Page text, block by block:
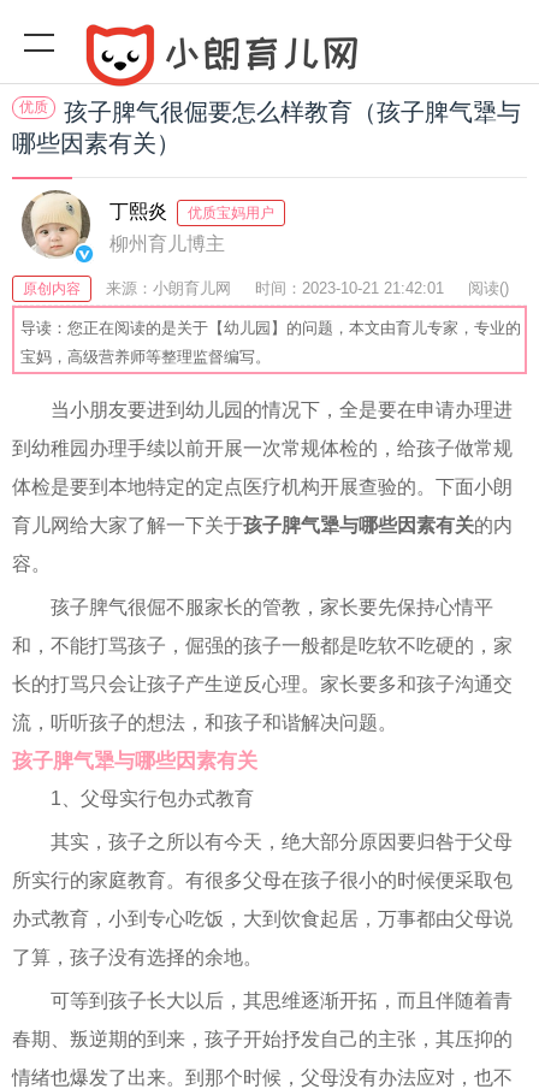
优质
孩子脾气很倔要怎么样教育（孩子脾气犟与
哪些因素有关）
丁熙炎 优质宝妈用户
柳州育儿博主
原创内容 来源：小朗育儿网 时间：2023-10-21 21:42:01 阅读()
收藏：49 分享：53 爆
导读：您正在阅读的是关于【幼儿园】的问题，本文由育儿专家，专业的
宝妈，高级营养师等整理监督编写。
当小朋友要进到幼儿园的情况下，全是要在申请办理进
到幼稚园办理手续以前开展一次常规体检的，给孩子做常规
体检是要到本地特定的定点医疗机构开展查验的。下面小朗
育儿网给大家了解一下关于孩子脾气犟与哪些因素有关的内
容。
孩子脾气很倔不服家长的管教，家长要先保持心情平
和，不能打骂孩子，倔强的孩子一般都是吃软不吃硬的，家
长的打骂只会让孩子产生逆反心理。家长要多和孩子沟通交
流，听听孩子的想法，和孩子和谐解决问题。
孩子脾气犟与哪些因素有关
1、父母实行包办式教育
其实，孩子之所以有今天，绝大部分原因要归咎于父母
所实行的家庭教育。有很多父母在孩子很小的时候便采取包
办式教育，小到专心吃饭，大到饮食起居，万事都由父母说
了算，孩子没有选择的余地。
可等到孩子长大以后，其思维逐渐开拓，而且伴随着青
春期、叛逆期的到来，孩子开始抒发自己的主张，其压抑的
情绪也爆发了出来。到那个时候，父母没有办法应对，也不